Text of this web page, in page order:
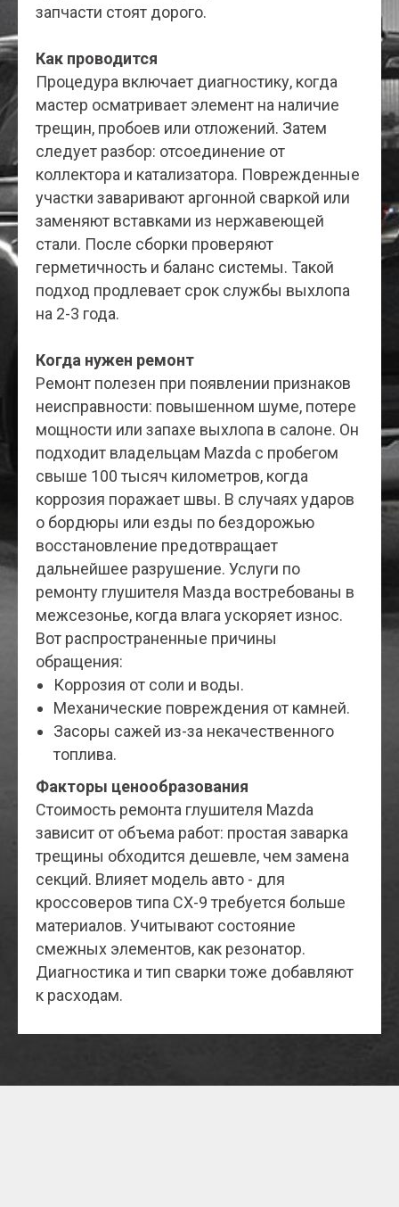
запчасти стоят дорого.
Как проводится
Процедура включает диагностику, когда
мастер осматривает элемент на наличие
трещин, пробоев или отложений. Затем
следует разбор: отсоединение от
коллектора и катализатора. Поврежденные
участки заваривают аргонной сваркой или
заменяют вставками из нержавеющей
стали. После сборки проверяют
герметичность и баланс системы. Такой
подход продлевает срок службы выхлопа
на 2-3 года.
Когда нужен ремонт
Ремонт полезен при появлении признаков
неисправности: повышенном шуме, потере
мощности или запахе выхлопа в салоне. Он
подходит владельцам Mazda с пробегом
свыше 100 тысяч километров, когда
коррозия поражает швы. В случаях ударов
о бордюры или езды по бездорожью
восстановление предотвращает
дальнейшее разрушение. Услуги по
ремонту глушителя Мазда востребованы в
межсезонье, когда влага ускоряет износ.
Вот распространенные причины
обращения:
Коррозия от соли и воды.
Механические повреждения от камней.
Засоры сажей из-за некачественного
топлива.
Факторы ценообразования
Стоимость ремонта глушителя Mazda
зависит от объема работ: простая заварка
трещины обходится дешевле, чем замена
секций. Влияет модель авто - для
кроссоверов типа CX-9 требуется больше
материалов. Учитывают состояние
смежных элементов, как резонатор.
Диагностика и тип сварки тоже добавляют
к расходам.